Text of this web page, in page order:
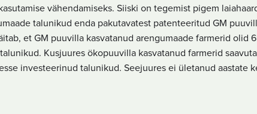
vähendamiseks. Siiski on tegemist pigem
talunikud enda pakutavatest patenteeritud GM
et GM puuvilla kasvatanud arengumaade farmerid olid
Kusjuures ökopuuvilla kasvatanud farmerid
investeerinud talunikud. Seejuures ei ületanud aastate